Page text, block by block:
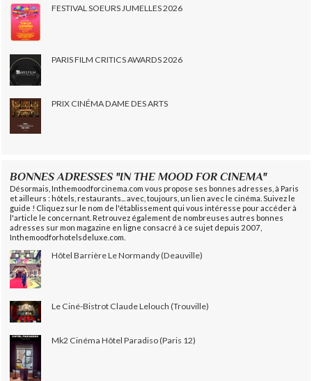
FESTIVAL SOEURS JUMELLES 2026
PARIS FILM CRITICS AWARDS 2026
PRIX CINÉMA DAME DES ARTS
BONNES ADRESSES "IN THE MOOD FOR CINEMA"
Désormais, Inthemoodforcinema.com vous propose ses bonnes adresses, à Paris
et ailleurs : hôtels, restaurants... avec, toujours, un lien avec le cinéma. Suivez le
guide ! Cliquez sur le nom de l'établissement qui vous intéresse pour accéder à
l'article le concernant. Retrouvez également de nombreuses autres bonnes
adresses sur mon magazine en ligne consacré à ce sujet depuis 2007,
Inthemoodforhotelsdeluxe.com.
Hôtel Barrière Le Normandy (Deauville)
Le Ciné-Bistrot Claude Lelouch (Trouville)
Mk2 Cinéma Hôtel Paradiso (Paris 12)